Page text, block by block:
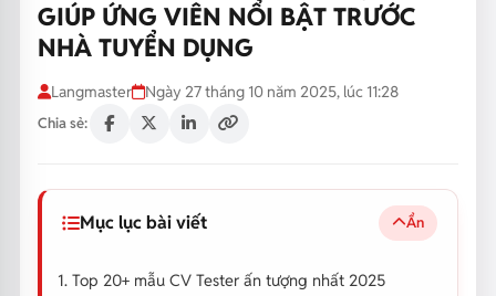
GIÚP ỨNG VIÊN NỔI BẬT TRƯỚC
NHÀ TUYỂN DỤNG
Langmaster Ngày 27 tháng 10 năm 2025, lúc 11:28
Chia sẻ:
Mục lục bài viết Ẩn
1. Top 20+ mẫu CV Tester ấn tượng nhất 2025